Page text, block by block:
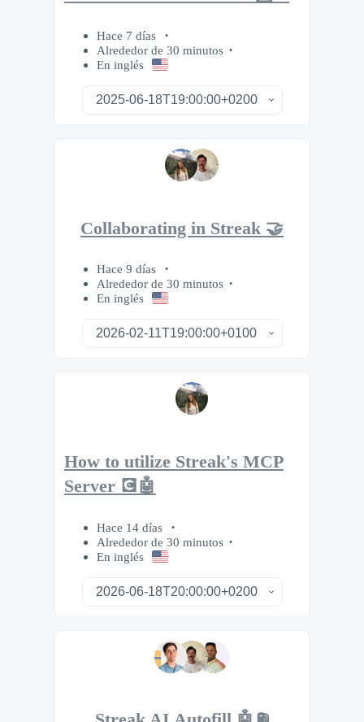
Hace 7 días
Alrededor de 30 minutos
En inglés
Collaborating in Streak 🤝
Hace 9 días
Alrededor de 30 minutos
En inglés
How to utilize Streak's MCP
Server 💽🤖
Hace 14 días
Alrededor de 30 minutos
En inglés